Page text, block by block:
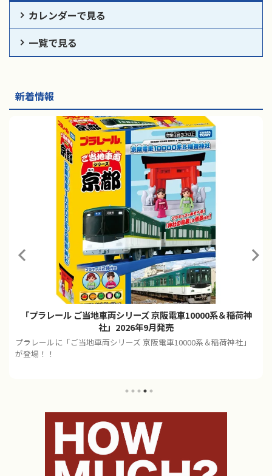
カレンダーで見る
一覧で見る
新着情報
「プラレール ご当地車両シリーズ 京阪電車10000系＆稲荷神
社」2026年9月発売
プラレールに「ご当地車両シリーズ 京阪電車10000系＆稲荷神社」
が登場！！